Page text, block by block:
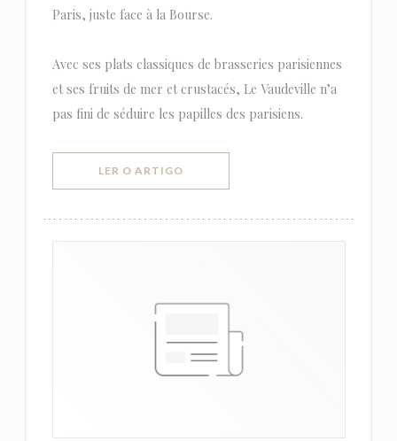
Paris, juste face à la Bourse.
Avec ses plats classiques de brasseries parisiennes
et ses fruits de mer et crustacés, Le Vaudeville n’a
pas fini de séduire les papilles des parisiens.
LER O ARTIGO((ABRE NUMA NOVA JANELA))